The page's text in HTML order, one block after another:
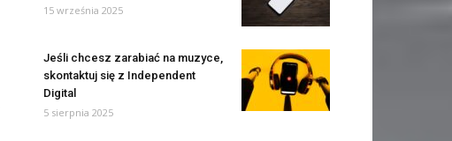
15 września 2025
Jeśli chcesz zarabiać na muzyce,
skontaktuj się z Independent
Digital
5 sierpnia 2025